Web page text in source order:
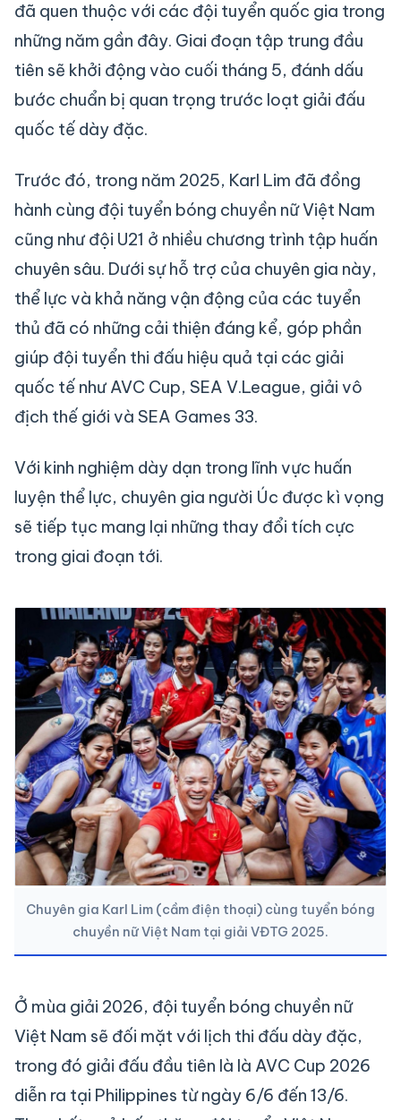
đã quen thuộc với các đội tuyển quốc gia trong
những năm gần đây. Giai đoạn tập trung đầu
tiên sẽ khởi động vào cuối tháng 5, đánh dấu
bước chuẩn bị quan trọng trước loạt giải đấu
quốc tế dày đặc.
Trước đó, trong năm 2025, Karl Lim đã đồng
hành cùng đội tuyển bóng chuyền nữ Việt Nam
cũng như đội U21 ở nhiều chương trình tập huấn
chuyên sâu. Dưới sự hỗ trợ của chuyên gia này,
thể lực và khả năng vận động của các tuyển
thủ đã có những cải thiện đáng kể, góp phần
giúp đội tuyển thi đấu hiệu quả tại các giải
quốc tế như AVC Cup, SEA V.League, giải vô
địch thế giới và SEA Games 33.
Với kinh nghiệm dày dạn trong lĩnh vực huấn
luyện thể lực, chuyên gia người Úc được kì vọng
sẽ tiếp tục mang lại những thay đổi tích cực
trong giai đoạn tới.
Chuyên gia Karl Lim (cầm điện thoại) cùng tuyển bóng
chuyền nữ Việt Nam tại giải VĐTG 2025.
Ở mùa giải 2026, đội tuyển bóng chuyền nữ
Việt Nam sẽ đối mặt với lịch thi đấu dày đặc,
trong đó giải đấu đầu tiên là là AVC Cup 2026
diễn ra tại Philippines từ ngày 6/6 đến 13/6.